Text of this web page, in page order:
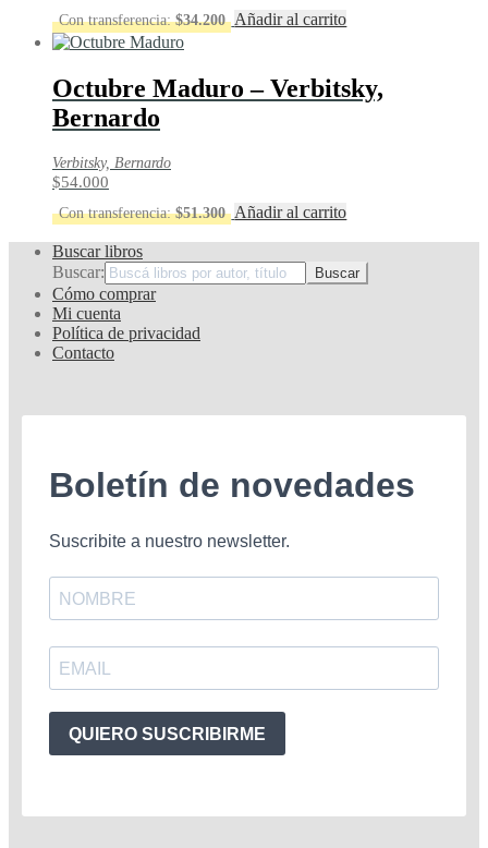
Con transferencia:$34.200 Añadir al carrito
Octubre Maduro – Verbitsky,
Bernardo
Verbitsky, Bernardo
$54.000
Con transferencia:$51.300 Añadir al carrito
Buscar libros
Buscar:
Cómo comprar
Mi cuenta
Política de privacidad
Contacto
Boletín de novedades
Suscribite a nuestro newsletter.
QUIERO SUSCRIBIRME